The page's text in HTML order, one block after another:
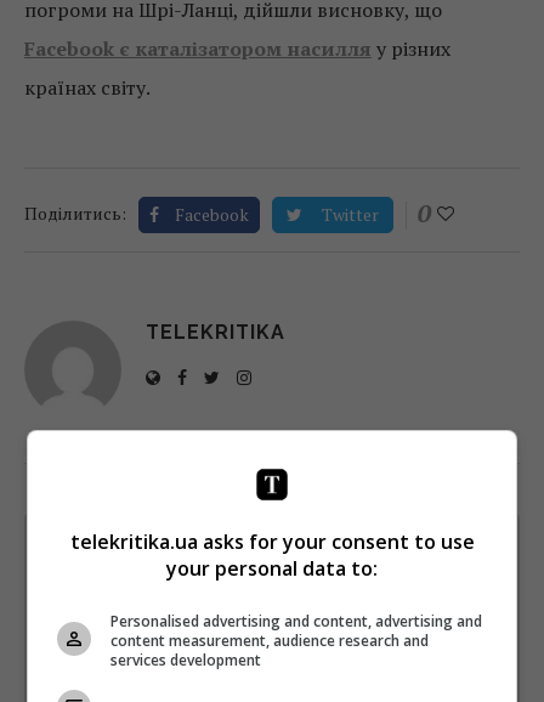
погроми на Шрі-Ланці, дійшли висновку, що
Facebook є каталізатором насилля у різних
країнах світу.
Поділитись: Facebook Twitter 0
TELEKRITIKA
Щотижневий лист з найцікавішим.
Пишемо з любов'ю
!
Підпишіться ще раз, якщо не отримуєте від нас листи
telekritika.ua asks for your consent to use
your personal data to:
Personalised advertising and content, advertising and
content measurement, audience research and
services development